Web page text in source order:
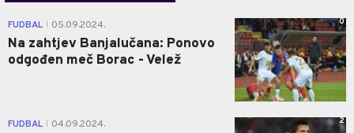
FUDBAL 05.09.2024.
Na zahtjev Banjalučana: Ponovo
odgođen meč Borac - Velež
0
FUDBAL 04.09.2024. 2